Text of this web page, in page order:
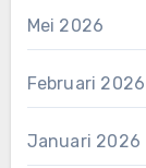
Mei 2026
Februari 2026
Januari 2026